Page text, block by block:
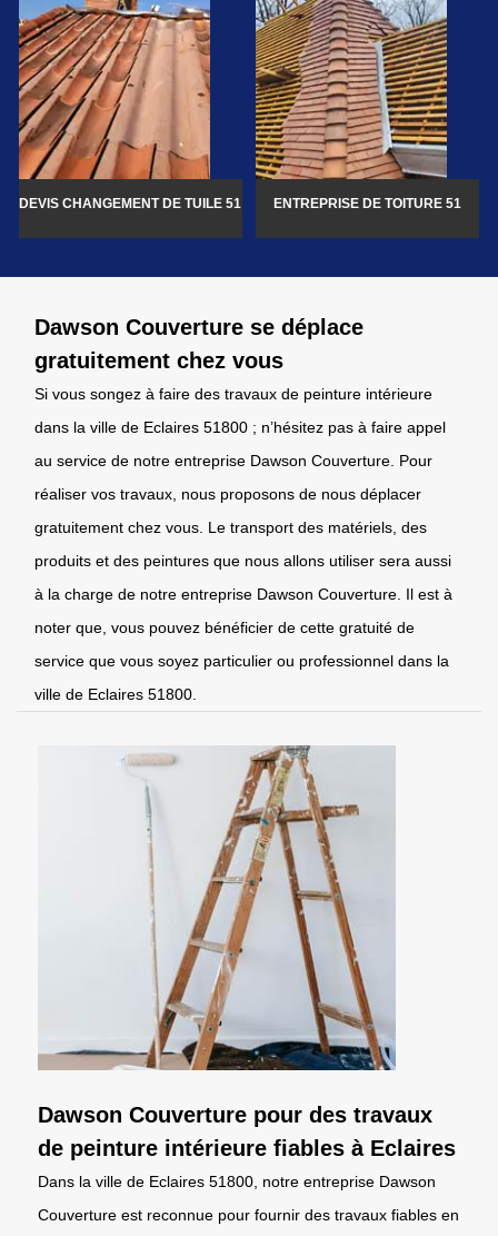
DEVIS CHANGEMENT DE TUILE 51 ENTREPRISE DE TOITURE 51
Dawson Couverture se déplace
gratuitement chez vous
Si vous songez à faire des travaux de peinture intérieure
dans la ville de Eclaires 51800 ; n’hésitez pas à faire appel
au service de notre entreprise Dawson Couverture. Pour
réaliser vos travaux, nous proposons de nous déplacer
gratuitement chez vous. Le transport des matériels, des
produits et des peintures que nous allons utiliser sera aussi
à la charge de notre entreprise Dawson Couverture. Il est à
noter que, vous pouvez bénéficier de cette gratuité de
service que vous soyez particulier ou professionnel dans la
ville de Eclaires 51800.
Dawson Couverture pour des travaux
de peinture intérieure fiables à Eclaires
Dans la ville de Eclaires 51800, notre entreprise Dawson
Couverture est reconnue pour fournir des travaux fiables en